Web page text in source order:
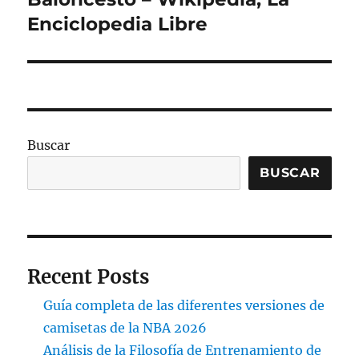
siguiente:
Enciclopedia Libre
Buscar
BUSCAR
Recent Posts
Guía completa de las diferentes versiones de
camisetas de la NBA 2026
Análisis de la Filosofía de Entrenamiento de